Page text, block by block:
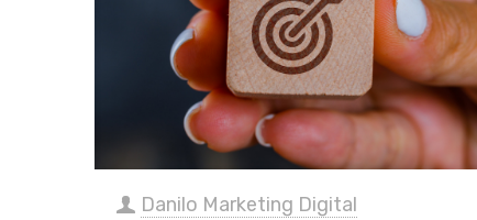
Danilo Marketing Digital